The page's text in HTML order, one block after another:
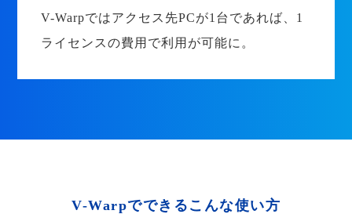
V-Warpではアクセス先PCが1台であれば、1
ライセンスの費用で利用が可能に。
V-Warpでできるこんな使い方